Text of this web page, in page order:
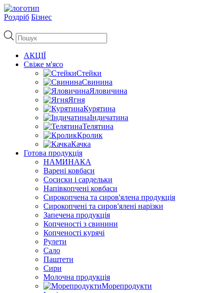
Роздріб Бізнес
Пошук
товарів
АКЦІЇ
Свіже м'ясо
Стейки
Свинина
Яловичина
Ягня
Курятина
Індичатина
Телятина
Кролик
Качка
Готова продукція
НАМИНАКА
Варені ковбаси
Сосиски і сардельки
Напівкопчені ковбаси
Сирокопчена та сиров'ялена продукція
Сирокопчені та сиров'ялені нарізки
Запечена продукція
Копченості з свинини
Копченості курячі
Рулети
Сало
Паштети
Сири
Молочна продукція
Морепродукти